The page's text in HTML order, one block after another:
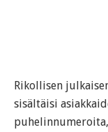
Rikollisen
sisältäisi